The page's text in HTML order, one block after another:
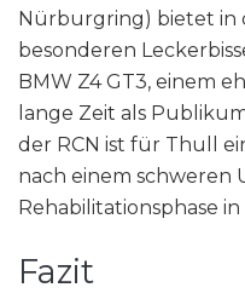
Nürburgring) bietet in
besonderen
BMW Z4 GT3, einem
lange Zeit als
der RCN ist für Thull
nach einem schweren
Rehabilitationsphase
Fazit